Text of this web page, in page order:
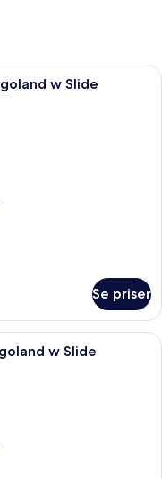
Family Homestay Near
w Slide
Se priser
Family Homestay Near
w Slide